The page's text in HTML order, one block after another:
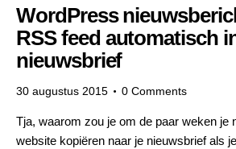
WordPress
RSS feed automatisch
nieuwsbrief
30 augustus 2015 0 Comments
Tja, waarom zou je om de paar weken je
website kopiëren naar je nieuwsbrief als